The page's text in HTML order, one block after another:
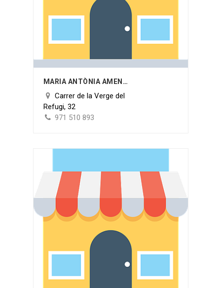
MARIA ANTÒNIA AMENGUAL COLL
Carrer de la Verge del
Refugi, 32
971 510 893